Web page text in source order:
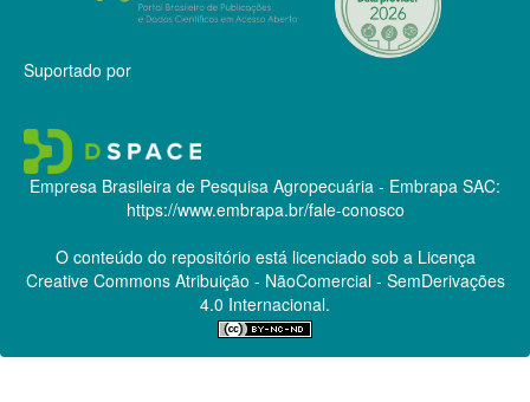
Suportado por
Empresa Brasileira de Pesquisa Agropecuária - Embrapa SAC:
https://www.embrapa.br/fale-conosco
O conteúdo do repositório está licenciado sob a Licença
Creative CommonsAtribuição - NãoComercial - SemDerivações
4.0 Internacional.